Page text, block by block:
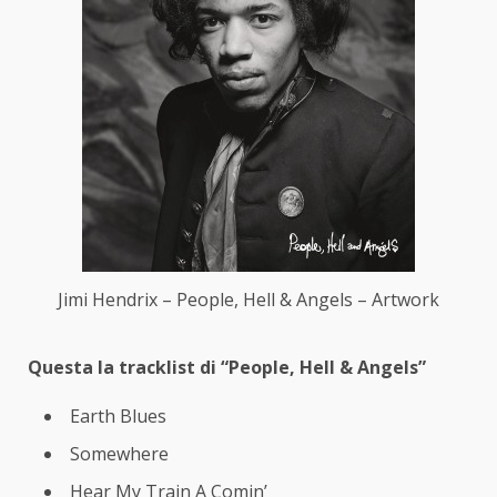
Jimi Hendrix – People, Hell & Angels – Artwork
Questa la tracklist di “People, Hell & Angels”
Earth Blues
Somewhere
Hear My Train A Comin’